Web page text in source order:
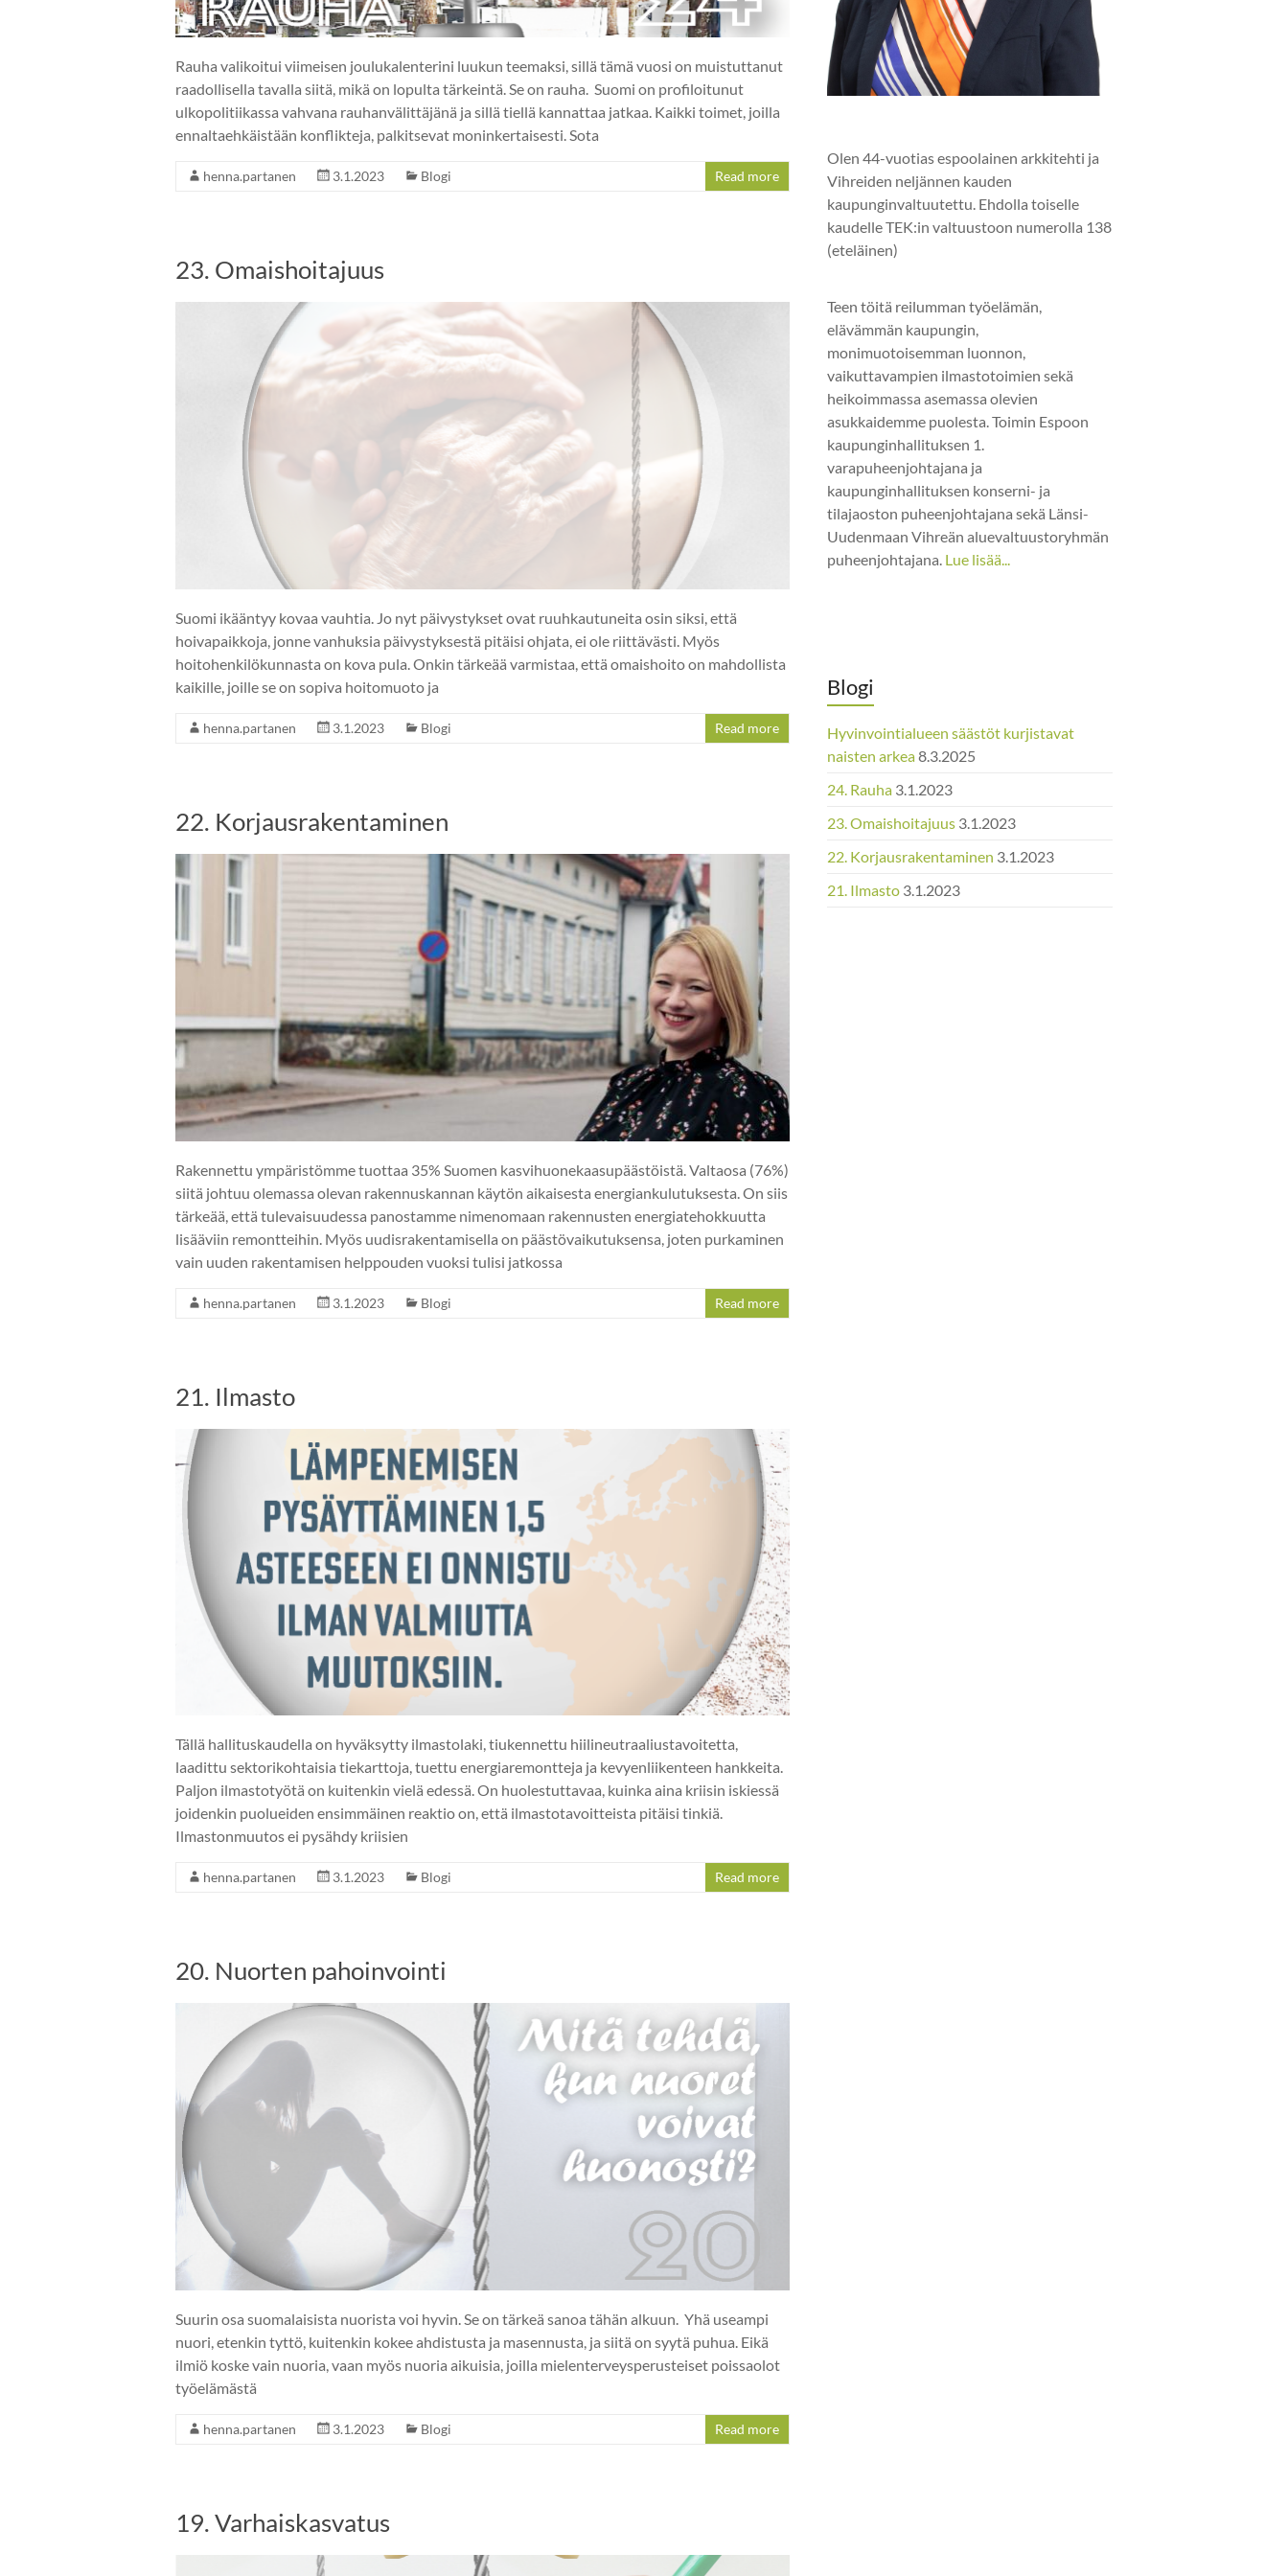
Rauha valikoitui viimeisen joulukalenterini luukun teemaksi, sillä tämä vuosi on muistuttanut
raadollisella tavalla siitä, mikä on lopulta tärkeintä. Se on rauha. Suomi on profiloitunut
ulkopolitiikassa vahvana rauhanvälittäjänä ja sillä tiellä kannattaa jatkaa. Kaikki toimet, joilla
ennaltaehkäistään konflikteja, palkitsevat moninkertaisesti. Sota
henna.partanen 3.1.2023 Blogi Read more
23. Omaishoitajuus
Suomi ikääntyy kovaa vauhtia. Jo nyt päivystykset ovat ruuhkautuneita osin siksi, että
hoivapaikkoja, jonne vanhuksia päivystyksestä pitäisi ohjata, ei ole riittävästi. Myös
hoitohenkilökunnasta on kova pula. Onkin tärkeää varmistaa, että omaishoito on mahdollista
kaikille, joille se on sopiva hoitomuoto ja
henna.partanen 3.1.2023 Blogi Read more
22. Korjausrakentaminen
Rakennettu ympäristömme tuottaa 35% Suomen kasvihuonekaasupäästöistä. Valtaosa (76%)
siitä johtuu olemassa olevan rakennuskannan käytön aikaisesta energiankulutuksesta. On siis
tärkeää, että tulevaisuudessa panostamme nimenomaan rakennusten energiatehokkuutta
lisääviin remontteihin. Myös uudisrakentamisella on päästövaikutuksensa, joten purkaminen
vain uuden rakentamisen helppouden vuoksi tulisi jatkossa
henna.partanen 3.1.2023 Blogi Read more
21. Ilmasto
Tällä hallituskaudella on hyväksytty ilmastolaki, tiukennettu hiilineutraaliustavoitetta,
laadittu sektorikohtaisia tiekarttoja, tuettu energiaremontteja ja kevyenliikenteen hankkeita.
Paljon ilmastotyötä on kuitenkin vielä edessä. On huolestuttavaa, kuinka aina kriisin iskiessä
joidenkin puolueiden ensimmäinen reaktio on, että ilmastotavoitteista pitäisi tinkiä.
Ilmastonmuutos ei pysähdy kriisien
henna.partanen 3.1.2023 Blogi Read more
20. Nuorten pahoinvointi
Suurin osa suomalaisista nuorista voi hyvin. Se on tärkeä sanoa tähän alkuun. Yhä useampi
nuori, etenkin tyttö, kuitenkin kokee ahdistusta ja masennusta, ja siitä on syytä puhua. Eikä
ilmiö koske vain nuoria, vaan myös nuoria aikuisia, joilla mielenterveysperusteiset poissaolot
työelämästä
henna.partanen 3.1.2023 Blogi Read more
19. Varhaiskasvatus
Olen 44-vuotias espoolainen arkkitehti ja
Vihreiden neljännen kauden
kaupunginvaltuutettu. Ehdolla toiselle
kaudelle TEK:in valtuustoon numerolla 138
(eteläinen)
Teen töitä reilumman työelämän,
elävämmän kaupungin,
monimuotoisemman luonnon,
vaikuttavampien ilmastotoimien sekä
heikoimmassa asemassa olevien
asukkaidemme puolesta. Toimin Espoon
kaupunginhallituksen 1.
varapuheenjohtajana ja
kaupunginhallituksen konserni- ja
tilajaoston puheenjohtajana sekä Länsi-
Uudenmaan Vihreän aluevaltuustoryhmän
puheenjohtajana. Lue lisää...
Blogi
Hyvinvointialueen säästöt kurjistavat
naisten arkea8.3.2025
24. Rauha 3.1.2023
23. Omaishoitajuus 3.1.2023
22. Korjausrakentaminen 3.1.2023
21. Ilmasto 3.1.2023